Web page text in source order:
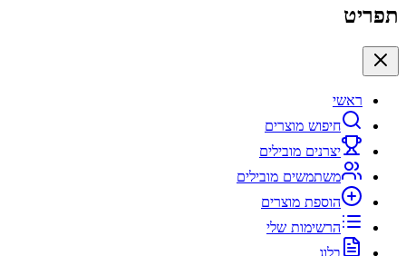
תפריט
ראשי
חיפוש מוצרים
יצרנים מובילים
משתמשים מובילים
הוספת מוצרים
הרשימות שלי
בלוג